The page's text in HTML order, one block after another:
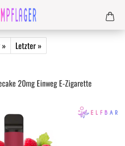
Letzter »
20mg Einweg E-Zigarette